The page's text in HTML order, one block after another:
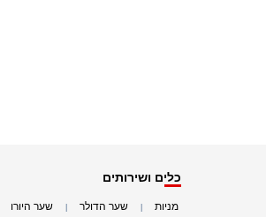
כלים ושירותים
מניות שער הדולר שער היורו